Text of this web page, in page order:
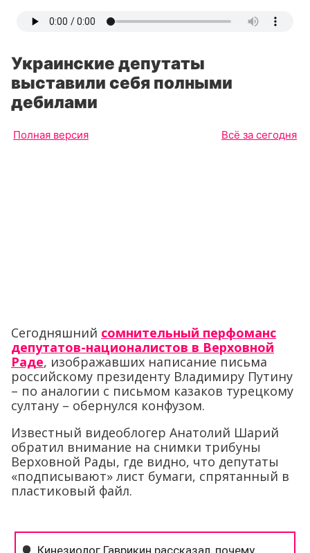
Украинские депутаты
выставили себя полными
дебилами
Полная версия Всё за сегодня
Сегодняшний сомнительный перфоманс
депутатов-националистов в Верховной
Раде, изображавших написание письма
российскому президенту Владимиру Путину
– по аналогии с письмом казаков турецкому
султану – обернулся конфузом.
Известный видеоблогер Анатолий Шарий
обратил внимание на снимки трибуны
Верховной Рады, где видно, что депутаты
«подписывают» лист бумаги, спрятанный в
пластиковый файл.